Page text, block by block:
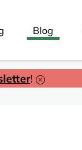
Blog
!